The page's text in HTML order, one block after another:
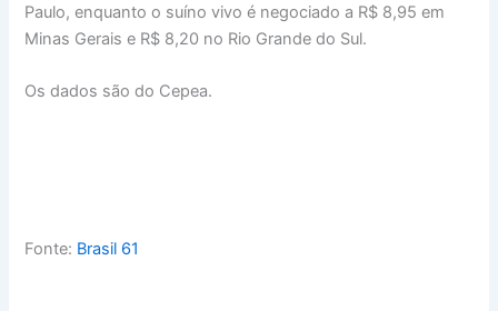
Paulo, enquanto o suíno vivo é negociado a R$ 8,95 em
Minas Gerais e R$ 8,20 no Rio Grande do Sul.
Os dados são do Cepea.
Fonte: Brasil 61